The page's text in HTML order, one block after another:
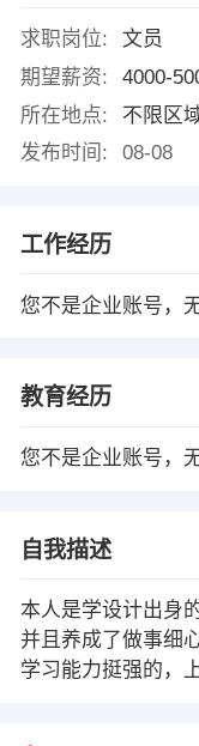
求职岗位:
文员
期望薪资:
4000-
所在地点:
不限区
发布时间:
08-08
工作经历
您不是企业账号，
教育经历
您不是企业账号，
自我描述
本人是学设计出身
并且养成了做事细
学习能力挺强的，